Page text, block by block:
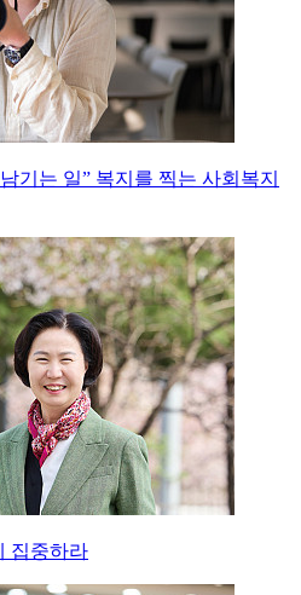
기는 일” 복지를 찍는 사회복지
집중하라